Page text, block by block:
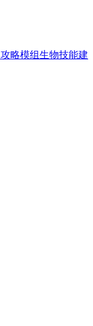
攻略模组生物技能建